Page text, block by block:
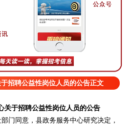
招聘公益性岗位人员的公告正文
关于招聘公益性岗位人员的公告
同意，县政务服务中心研究决定，